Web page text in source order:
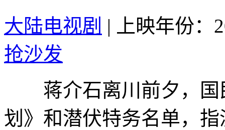
大陆电视剧 |
上映年份：
抢沙发
蒋介石离川前夕，国
划》和潜伏特务名单，